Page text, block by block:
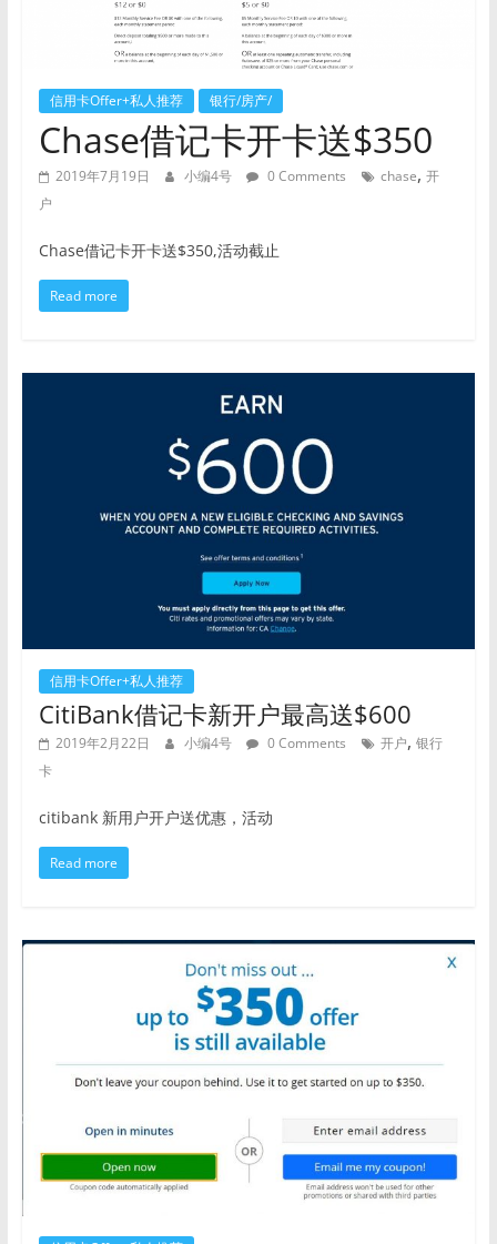
信用卡Offer+私人推荐 银行/房产/
Chase借记卡开卡送$350
2019年7月19日 小编4号 0 Comments chase, 开
户
Chase借记卡开卡送$350,活动截止
Read more
信用卡Offer+私人推荐
CitiBank借记卡新开户最高送$600
2019年2月22日 小编4号 0 Comments 开户, 银行
卡
citibank 新用户开户送优惠，活动
Read more